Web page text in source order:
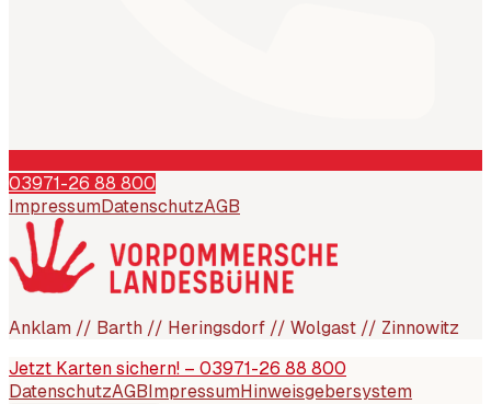
03971-26 88 800
Impressum DatenschutzAGB
Anklam // Barth // Heringsdorf // Wolgast // Zinnowitz
Jetzt Karten sichern! – 03971-26 88 800
DatenschutzAGB ImpressumHinweisgebersystem